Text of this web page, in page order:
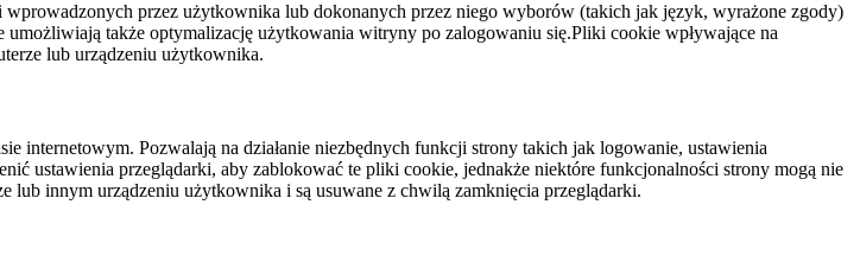
przez użytkownika lub dokonanych przez niego wyborów (takich jak język, wyrażone zgody)
także optymalizację użytkowania witryny po zalogowaniu się.Pliki cookie wpływające na
lub urządzeniu użytkownika.
internetowym. Pozwalają na działanie niezbędnych funkcji strony takich jak logowanie, ustawienia
ustawienia przeglądarki, aby zablokować te pliki cookie, jednakże niektóre funkcjonalności strony mogą nie
lub innym urządzeniu użytkownika i są usuwane z chwilą zamknięcia przeglądarki.